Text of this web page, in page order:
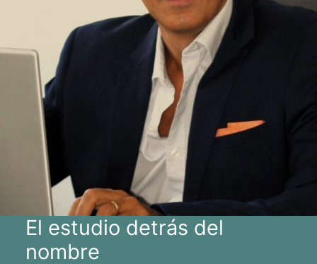
El estudio detrás del
nombre